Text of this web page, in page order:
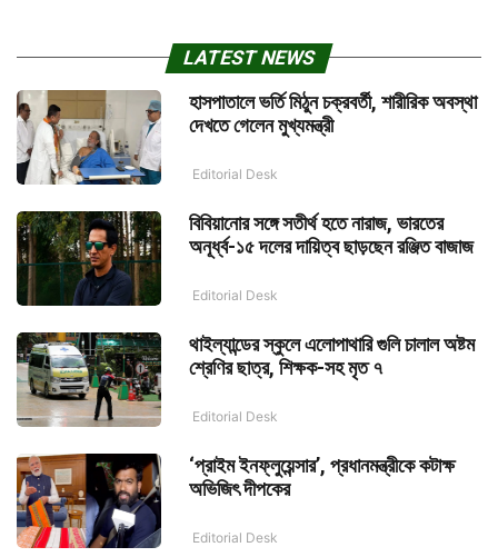
LATEST NEWS
হাসপাতালে ভর্তি মিঠুন চক্রবর্তী, শারীরিক অবস্থা
দেখতে গেলেন মুখ্যমন্ত্রী
Editorial Desk
বিবিয়ানোর সঙ্গে সতীর্থ হতে নারাজ, ভারতের
অনূর্ধ্ব-১৫ দলের দায়িত্ব ছাড়ছেন রঞ্জিত বাজাজ
Editorial Desk
থাইল্যান্ডের স্কুলে এলোপাথারি গুলি চালাল অষ্টম
শ্রেণির ছাত্র, শিক্ষক-সহ মৃত ৭
Editorial Desk
‘প্রাইম ইনফ্লুয়েন্সার’, প্রধানমন্ত্রীকে কটাক্ষ
অভিজিৎ দীপকের
Editorial Desk